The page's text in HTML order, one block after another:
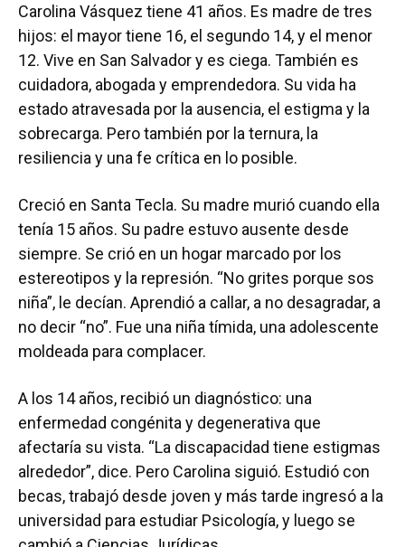
Carolina Vásquez tiene 41 años. Es madre de tres
hijos: el mayor tiene 16, el segundo 14, y el menor
12. Vive en San Salvador y es ciega. También es
cuidadora, abogada y emprendedora. Su vida ha
estado atravesada por la ausencia, el estigma y la
sobrecarga. Pero también por la ternura, la
resiliencia y una fe crítica en lo posible.
Creció en Santa Tecla. Su madre murió cuando ella
tenía 15 años. Su padre estuvo ausente desde
siempre. Se crió en un hogar marcado por los
estereotipos y la represión. “No grites porque sos
niña”, le decían. Aprendió a callar, a no desagradar, a
no decir “no”. Fue una niña tímida, una adolescente
moldeada para complacer.
A los 14 años, recibió un diagnóstico: una
enfermedad congénita y degenerativa que
afectaría su vista. “La discapacidad tiene estigmas
alrededor”, dice. Pero Carolina siguió. Estudió con
becas, trabajó desde joven y más tarde ingresó a la
universidad para estudiar Psicología, y luego se